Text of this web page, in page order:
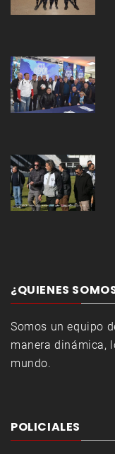
¿QUIENES
Somos un equipo
manera dinámica,
mundo.
POLICIALES